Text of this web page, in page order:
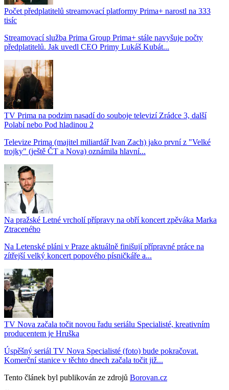
Počet předplatitelů streamovací platformy Prima+ narostl na 333
tisíc
Streamovací služba Prima Group Prima+ stále navyšuje počty
předplatitelů. Jak uvedl CEO Primy Lukáš Kubát...
TV Prima na podzim nasadí do souboje televizí Zrádce 3, další
Polabí nebo Pod hladinou 2
Televize Prima (majitel miliardář Ivan Zach) jako první z "Velké
trojky" (ještě ČT a Nova) oznámila hlavní...
Na pražské Letné vrcholí přípravy na obří koncert zpěváka Marka
Ztraceného
Na Letenské pláni v Praze aktuálně finišují přípravné práce na
zítřejší velký koncert popového písničkáře a...
TV Nova začala točit novou řadu seriálu Specialisté, kreativním
producentem je Hruška
Úspěšný seriál TV Nova Specialisté (foto) bude pokračovat.
Komerční stanice v těchto dnech začala točit již...
Tento článek byl publikován ze zdrojů Borovan.cz